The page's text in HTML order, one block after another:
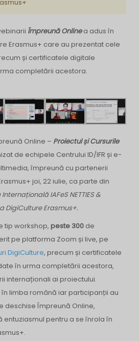
Împreună Onlinea adus în
Erasmus+ care au prezentat cele
și certificatele digitale
completării acestora.
Online – Proiectul și Cursurile
de echipele Centrului ID/IFR și e-
împreună cu partenerii
joi, 22 iulie, ca parte din
IAFeS NETTIES &
DigiCulture Erasmus+.
tip workshop, peste 300 de
pe platforma Zoom și live, pe
DigiCulture, precum și certificatele
în urma completării acestora,
internaționali ai proiectului.
limba română iar participanții au
deschise Împreună Online,
pentru a se înrola în